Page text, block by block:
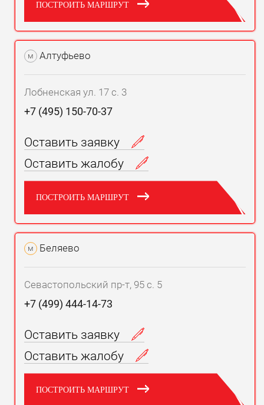
ПОСТРОИТЬ МАРШРУТ
м Алтуфьево
Лобненская ул. 17 с. 3
+7 (495) 150-70-37
Оставить заявку
Оставить жалобу
ПОСТРОИТЬ МАРШРУТ
м Беляево
Севастопольский пр-т, 95 с. 5
+7 (499) 444-14-73
Оставить заявку
Оставить жалобу
ПОСТРОИТЬ МАРШРУТ